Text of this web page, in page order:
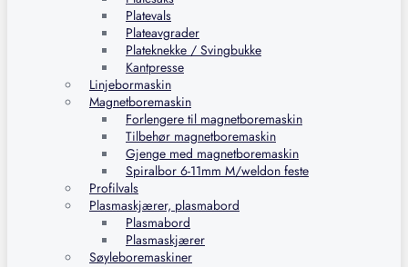
Platevals
Plateavgrader
Plateknekke / Svingbukke
Kantpresse
Linjebormaskin
Magnetboremaskin
Forlengere til magnetboremaskin
Tilbehør magnetboremaskin
Gjenge med magnetboremaskin
Spiralbor 6-11mm M/weldon feste
Profilvals
Plasmaskjærer, plasmabord
Plasmabord
Plasmaskjærer
Søyleboremaskiner